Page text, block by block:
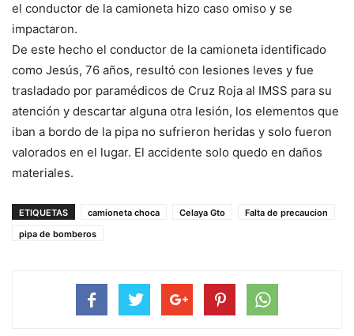
el conductor de la camioneta hizo caso omiso y se
impactaron.
De este hecho el conductor de la camioneta identificado
como Jesús, 76 años, resultó con lesiones leves y fue
trasladado por paramédicos de Cruz Roja al IMSS para su
atención y descartar alguna otra lesión, los elementos que
iban a bordo de la pipa no sufrieron heridas y solo fueron
valorados en el lugar. El accidente solo quedo en daños
materiales.
ETIQUETAS camioneta choca Celaya Gto
Falta de precaucion
pipa de bomberos